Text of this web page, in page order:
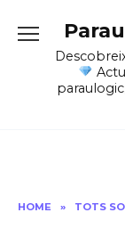
content
HOME » TOTS